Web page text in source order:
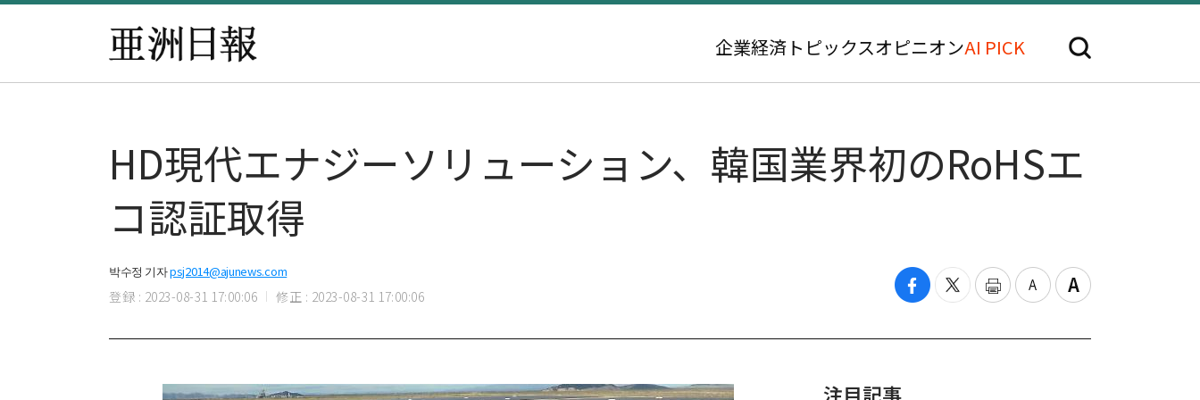
企業経済 トピックスオピニオンAI PICK
​HD現代エナジーソリューション、韓国業界初のRoHSエ
コ認証取得
박수정 기자psj2014@ajunews.com
登録 : 2023-08-31 17:00:06 修正 : 2023-08-31 17:00:06
注目記事